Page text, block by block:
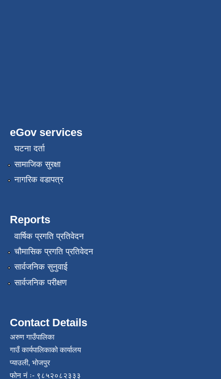
eGov services
घटना दर्ता
सामाजिक सुरक्षा
नागरिक वडापत्र
Reports
वार्षिक प्रगति प्रतिवेदन
चौमासिक प्रगति प्रतिवेदन
सार्वजनिक सुनुवाई
सार्वजनिक परीक्षण
Contact Details
अरुण गाउँपालिका
गाउँ कार्यपालिकाको कार्यालय
प्याउली, भोजपुर
फोन नं ः- ९८५२०८२३३३